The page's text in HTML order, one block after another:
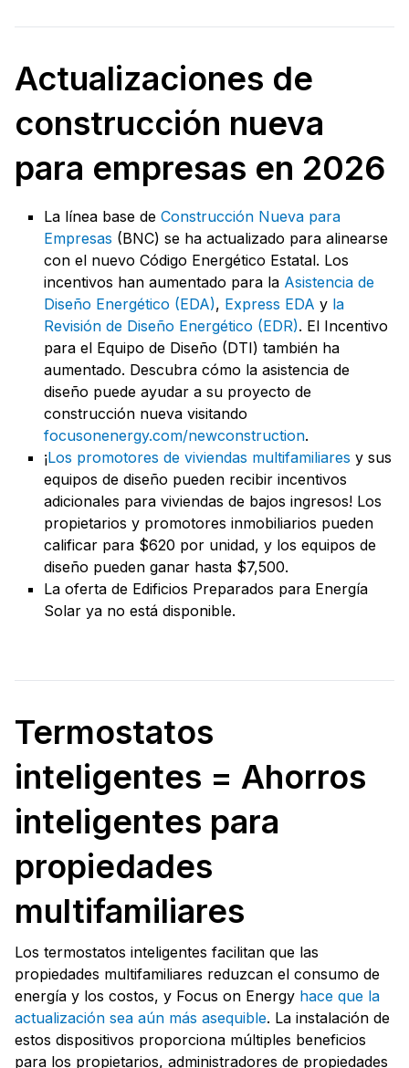
Actualizaciones de
construcción nueva
para empresas en 2026
La línea base de Construcción Nueva para
Empresas (BNC) se ha actualizado para alinearse
con el nuevo Código Energético Estatal. Los
incentivos han aumentado para la Asistencia de
Diseño Energético (EDA), Express EDA y la
Revisión de Diseño Energético (EDR). El Incentivo
para el Equipo de Diseño (DTI) también ha
aumentado. Descubra cómo la asistencia de
diseño puede ayudar a su proyecto de
construcción nueva visitando
focusonenergy.com/newconstruction.
¡Los promotores de viviendas multifamiliares y sus
equipos de diseño pueden recibir incentivos
adicionales para viviendas de bajos ingresos! Los
propietarios y promotores inmobiliarios pueden
calificar para $620 por unidad, y los equipos de
diseño pueden ganar hasta $7,500.
La oferta de Edificios Preparados para Energía
Solar ya no está disponible.
Termostatos
inteligentes = Ahorros
inteligentes para
propiedades
multifamiliares
Los termostatos inteligentes facilitan que las
propiedades multifamiliares reduzcan el consumo de
energía y los costos, y Focus on Energy hace que la
actualización sea aún más asequible. La instalación de
estos dispositivos proporciona múltiples beneficios
para los propietarios, administradores de propiedades